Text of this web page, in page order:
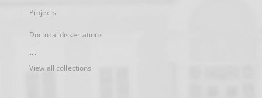
Projects
Doctoral dissertations
...
View all collections